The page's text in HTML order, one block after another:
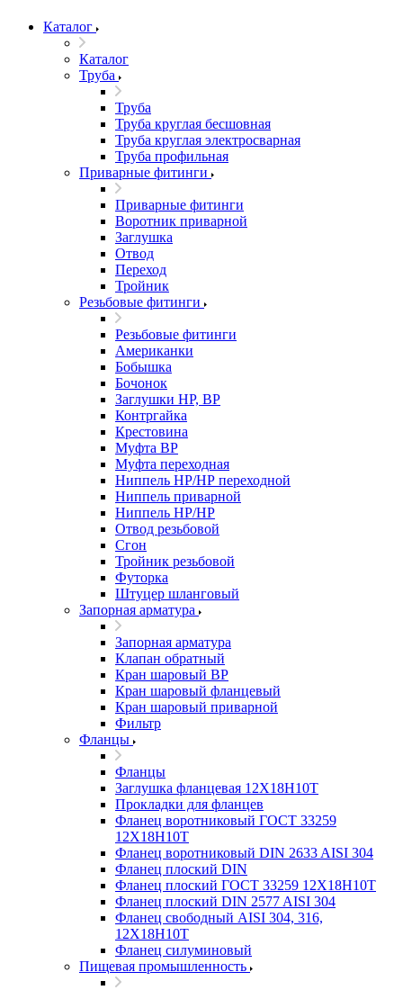
Каталог
Каталог
Труба
Труба
Труба круглая бесшовная
Труба круглая электросварная
Труба профильная
Приварные фитинги
Приварные фитинги
Воротник приварной
Заглушка
Отвод
Переход
Тройник
Резьбовые фитинги
Резьбовые фитинги
Американки
Бобышка
Бочонок
Заглушки НР, ВР
Контргайка
Крестовина
Муфта ВР
Муфта переходная
Ниппель НР/НР переходной
Ниппель приварной
Ниппель НР/НР
Отвод резьбовой
Сгон
Тройник резьбовой
Футорка
Штуцер шланговый
Запорная арматура
Запорная арматура
Клапан обратный
Кран шаровый ВР
Кран шаровый фланцевый
Кран шаровый приварной
Фильтр
Фланцы
Фланцы
Заглушка фланцевая 12Х18Н10Т
Прокладки для фланцев
Фланец воротниковый ГОСТ 33259
12Х18Н10Т
Фланец воротниковый DIN 2633 AISI 304
Фланец плоский DIN
Фланец плоский ГОСТ 33259 12Х18Н10Т
Фланец плоский DIN 2577 AISI 304
Фланец свободный AISI 304, 316,
12Х18Н10Т
Фланец силуминовый
Пищевая промышленность